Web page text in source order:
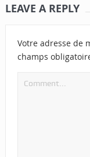
LEAVE A REPLY
Votre adresse de
champs